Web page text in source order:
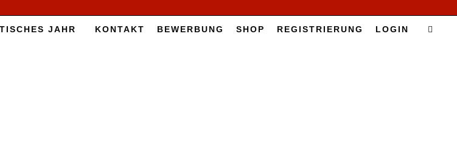
JAHR KON­TAKT BE­WER­BUNG SHOP RE­GIS­TRIE­RUNG LOG­IN